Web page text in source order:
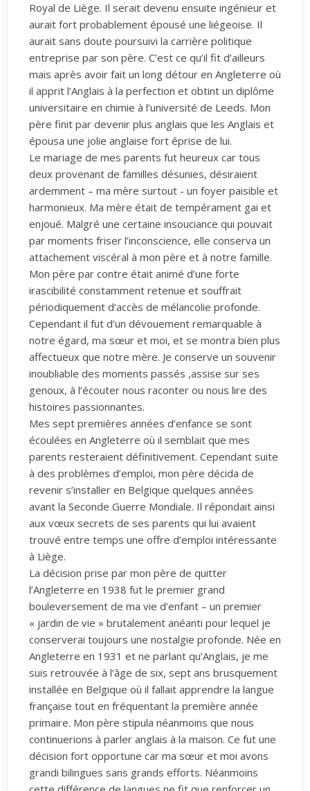
Royal de Liège. Il serait devenu ensuite ingénieur et
aurait fort probablement épousé une liégeoise. Il
aurait sans doute poursuivi la carrière politique
entreprise par son père. C’est ce qu’il fit d’ailleurs
mais après avoir fait un long détour en Angleterre où
il apprit l’Anglais à la perfection et obtint un diplôme
universitaire en chimie à l’université de Leeds. Mon
père finit par devenir plus anglais que les Anglais et
épousa une jolie anglaise fort éprise de lui.
Le mariage de mes parents fut heureux car tous
deux provenant de familles désunies, désiraient
ardemment – ma mère surtout - un foyer paisible et
harmonieux. Ma mère était de tempérament gai et
enjoué. Malgré une certaine insouciance qui pouvait
par moments friser l’inconscience, elle conserva un
attachement viscéral à mon père et à notre famille.
Mon père par contre était animé d’une forte
irascibilité constamment retenue et souffrait
périodiquement d’accès de mélancolie profonde.
Cependant il fut d’un dévouement remarquable à
notre égard, ma sœur et moi, et se montra bien plus
affectueux que notre mère. Je conserve un souvenir
inoubliable des moments passés ,assise sur ses
genoux, à l’écouter nous raconter ou nous lire des
histoires passionnantes.
Mes sept premières années d’enfance se sont
écoulées en Angleterre où il semblait que mes
parents resteraient définitivement. Cependant suite
à des problèmes d’emploi, mon père décida de
revenir s’installer en Belgique quelques années
avant la Seconde Guerre Mondiale. Il répondait ainsi
aux vœux secrets de ses parents qui lui avaient
trouvé entre temps une offre d’emploi intéressante
à Liège.
La décision prise par mon père de quitter
l’Angleterre en 1938 fut le premier grand
bouleversement de ma vie d’enfant – un premier
« jardin de vie » brutalement anéanti pour lequel je
conserverai toujours une nostalgie profonde. Née en
Angleterre en 1931 et ne parlant qu’Anglais, je me
suis retrouvée à l’âge de six, sept ans brusquement
installée en Belgique où il fallait apprendre la langue
française tout en fréquentant la première année
primaire. Mon père stipula néanmoins que nous
continuerions à parler anglais à la maison. Ce fut une
décision fort opportune car ma sœur et moi avons
grandi bilingues sans grands efforts. Néanmoins